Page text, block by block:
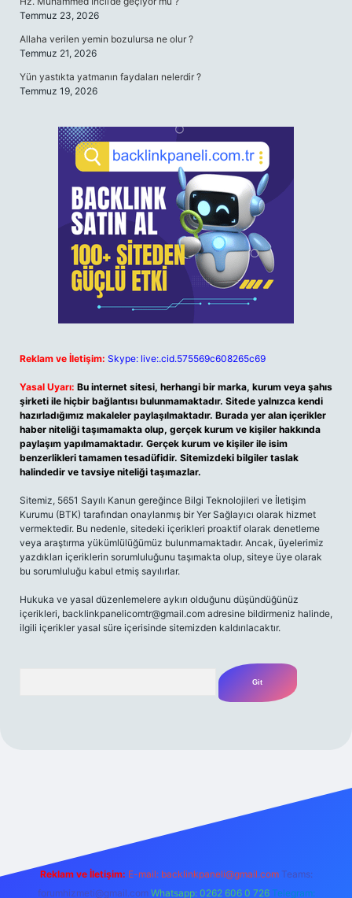
Temmuz 23, 2026
Allaha verilen yemin bozulursa ne olur ?
Temmuz 21, 2026
Yün yastıkta yatmanın faydaları nelerdir ?
Temmuz 19, 2026
Reklam ve İletişim: Skype: live:.cid.575569c608265c69
Yasal Uyarı: Bu internet sitesi, herhangi bir marka, kurum veya şahıs
şirketi ile hiçbir bağlantısı bulunmamaktadır. Sitede yalnızca kendi
hazırladığımız makaleler paylaşılmaktadır. Burada yer alan içerikler
haber niteliği taşımamakta olup, gerçek kurum ve kişiler hakkında
paylaşım yapılmamaktadır. Gerçek kurum ve kişiler ile isim
benzerlikleri tamamen tesadüfidir. Sitemizdeki bilgiler taslak
halindedir ve tavsiye niteliği taşımazlar.
Sitemiz, 5651 Sayılı Kanun gereğince Bilgi Teknolojileri ve İletişim
Kurumu (BTK) tarafından onaylanmış bir Yer Sağlayıcı olarak hizmet
vermektedir. Bu nedenle, sitedeki içerikleri proaktif olarak denetleme
veya araştırma yükümlülüğümüz bulunmamaktadır. Ancak, üyelerimiz
yazdıkları içeriklerin sorumluluğunu taşımakta olup, siteye üye olarak
bu sorumluluğu kabul etmiş sayılırlar.
Hukuka ve yasal düzenlemelere aykırı olduğunu düşündüğünüz
içerikleri, backlinkpanelicomtr@gmail.com adresine bildirmeniz halinde,
ilgili içerikler yasal süre içerisinde sitemizden kaldırılacaktır.
Reklam ve İletişim: E-mail: backlinkpaneli@gmail.com Teams:
forumhizmeti@gmail.com Whatsapp: 0262 606 0 726 Telegram: